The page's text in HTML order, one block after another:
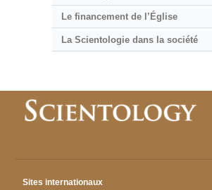
Le financement de l’Église
La Scientologie dans la société
Sites internationaux